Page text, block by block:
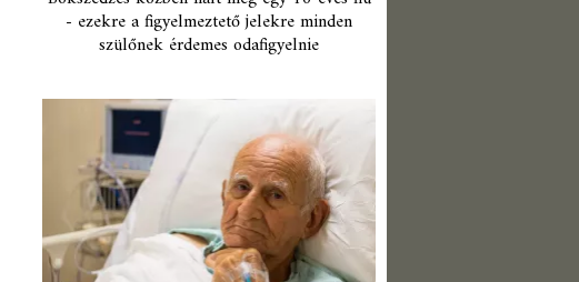
- ezekre a figyelmeztető jelekre minden
szülőnek érdemes odafigyelnie